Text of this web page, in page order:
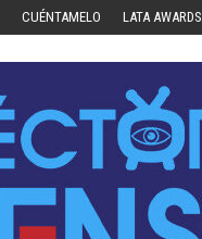
CUÉNTAMELO LATA AWARDS